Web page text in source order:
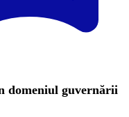
domeniul guvernării